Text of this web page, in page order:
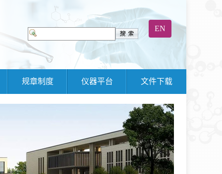
EN
规章制度 仪器平台 文件下载